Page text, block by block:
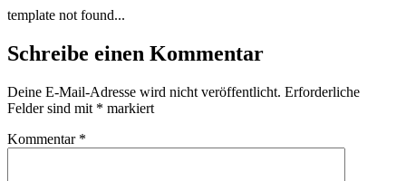
Zum
wechseln
template not found...
Schreibe einen Kommentar
Deine E-Mail-Adresse wird nicht veröffentlicht. Erforderliche
Felder sind mit * markiert
Kommentar *